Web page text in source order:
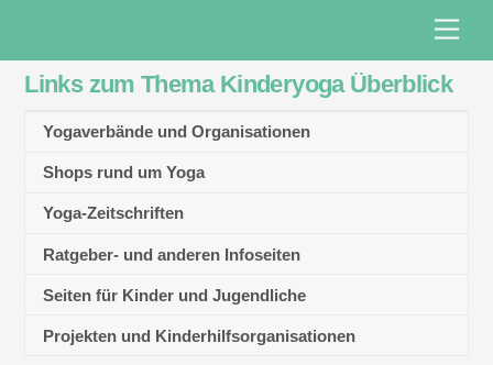
content
Links zum Thema Kinderyoga Überblick
Yogaverbände und Organisationen
Shops rund um Yoga
Yoga-Zeitschriften
Ratgeber- und anderen Infoseiten
Seiten für Kinder und Jugendliche
Projekten und Kinderhilfsorganisationen